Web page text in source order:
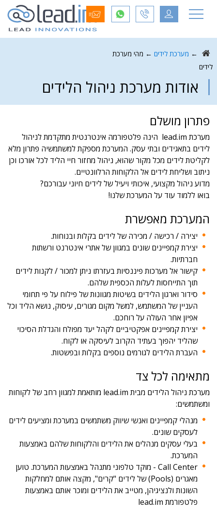
← מערכת לידים ← מהי מערכת
לידים
אודות מערכת ניהול הלידים
פתרון מושלם
מערכת lead.im הינה פלטפורמה אינטרנטית מתקדמת לניהול
לידים בתאגידים ובתי עסק. המערכת מספקת למשתמשיה פתרון מלא
לקליטת לידים מכל מקור שהוא, ניהול מחזור חיי הליד לכל אורכו וכן
ניתוב ושליחת לידים אל הלקוחות הרלוונטיים.
מדוע ניהול מקצועי, איכותי ויעיל של לידים חיוני עבורכם?
בואו ללמוד עוד על המערכת שלנו!
המערכת מאפשרת
יצירה / רכישה / מכירה של לידים בקלות ובנוחות.
יצירת קמפיינים שונים במגוון של אתרי אינטרנט ורשתות
חברתיות.
קישור אל מערכות פיננסיות בעזרתו ניתן למכור / לקנות לידים
תוך התייחסות לעלות הכספית שלהם.
סידור וארגון הלידים בשיטות מגוונות של פילוח על פי תחומי
העניין של המשתמש, למשל מקום מגורים, עיסוק, נושא הליד וכל
אפיון אחר העולה על רוחכם.
יצירת קמפיינים אפקטיביים לקהל יעד מפולח והגדלת הסיכוי
שהליד יהפוך בעתיד הקרוב לעיסקה או לקוח.
העברת הלידים לגורמים נוספים בקלות ובפשטות.
מתאימה לכל צד
מערכת ניהול הלידים מבית lead.im מותאמת למגוון רחב של לקוחות
ומשתמשים:
מנהלי קמפיינים ואנשי שיווק משתמשים במערכת ומציעים לידים
לעסקים שונים.
בעלי עסקים מנהלים את הלידים והלקוחות שלהם באמצעות
המערכת.
Call Center - מוקד טלפוני מתנהל באמצעות המערכת. טוען
מאגרים (Pools) של לידים "קרים", מקצה אותם למחלקות
השונות ולנציגיהן, מטייב את הלידים ומוכר אותם באמצעות
פלטפורמת lead.im